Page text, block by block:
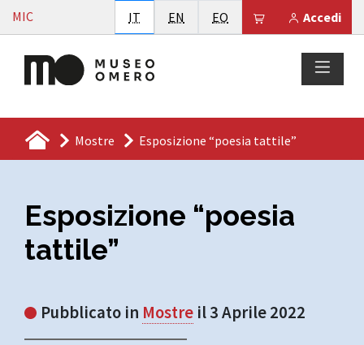
Vai al contenuto
MIC Accedi
Il tuo carrello è
IT Italiano
EN English
EO Esperanto
Mostre Esposizione “poesia tattile”
Esposizione “poesia
tattile”
Pubblicato in Mostre il 3 Aprile 2022